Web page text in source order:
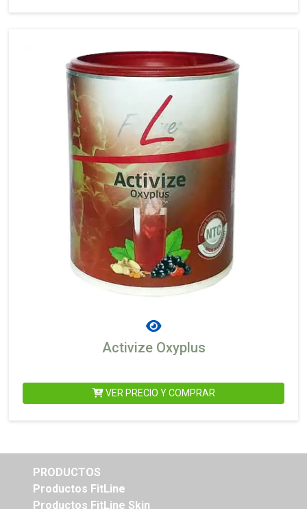
Activize Oxyplus
VER PRECIO Y COMPRAR
PRODUCTOS
Productos FitLine
Productos FitLine Skin